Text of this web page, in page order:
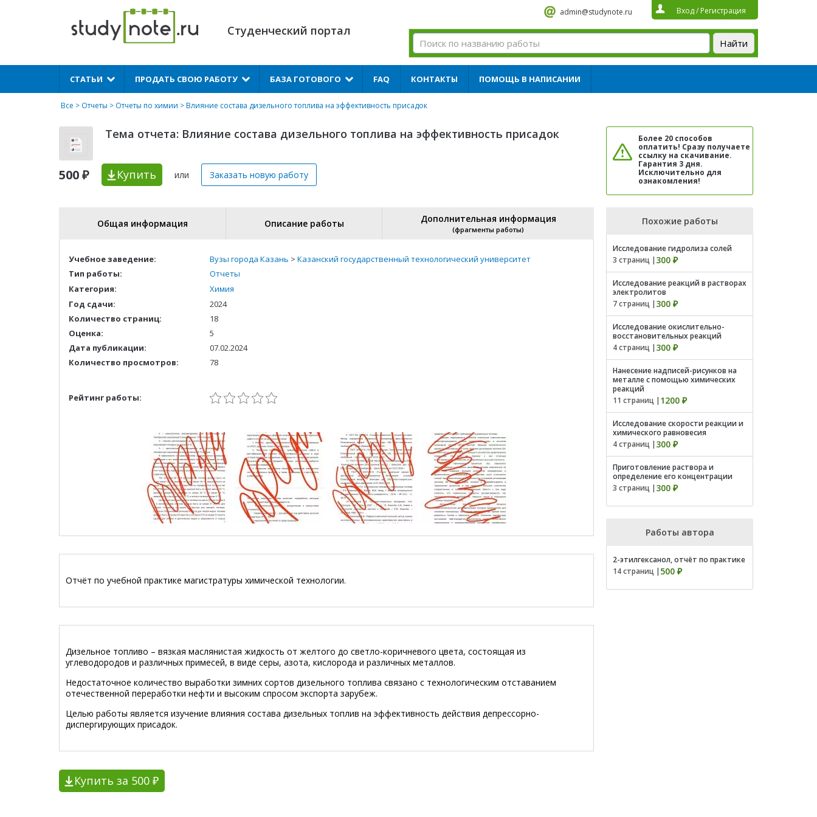
Студенческий портал
admin@studynote.ru Вход/ Регистрация
СТАТЬИ ПРОДАТЬ СВОЮ РАБОТУ БАЗА ГОТОВОГО FAQ КОНТАКТЫ ПОМОЩЬ В НАПИСАНИИ
Все > Отчеты > Отчеты по химии > Влияние состава дизельного топлива на эффективность присадок
Тема отчета: Влияние состава дизельного топлива на эффективность присадок
500 ₽ Купить или Заказать новую работу
Более 20 способов
оплатить! Сразу получаете
ссылку на скачивание.
Гарантия 3 дня.
Исключительно для
ознакомления!
Общая информация Описание работы Дополнительная информация
(фрагменты работы)
Учебное заведение: Вузы города Казань > Казанский государственный технологический университет
Тип работы:
Отчеты
Категория:
Химия
Год сдачи:
2024
Количество страниц:
18
Оценка:
5
Дата публикации:
07.02.2024
Количество просмотров:
78
Рейтинг работы:
Отчёт по учебной практике магистратуры химической технологии.
Дизельное топливо – вязкая маслянистая жидкость от желтого до светло-коричневого цвета, состоящая из
углеводородов и различных примесей, в виде серы, азота, кислорода и различных металлов.
Недостаточное количество выработки зимних сортов дизельного топлива связано с технологическим отставанием
отечественной переработки нефти и высоким спросом экспорта зарубеж.
Целью работы является изучение влияния состава дизельных топлив на эффективность действия депрессорно-
диспергирующих присадок.
Купить за 500 ₽
Похожие работы
Исследование гидролиза солей
3 страниц | 300 ₽
Исследование реакций в растворах
электролитов
7 страниц | 300 ₽
Исследование окислительно-
восстановительных реакций
4 страниц | 300 ₽
Нанесение надписей-рисунков на
металле с помощью химических
реакций
11 страниц | 1200 ₽
Исследование скорости реакции и
химического равновесия
4 страниц | 300 ₽
Приготовление раствора и
определение его концентрации
3 страниц | 300 ₽
Работы автора
2-этилгексанол, отчёт по практике
14 страниц | 500 ₽